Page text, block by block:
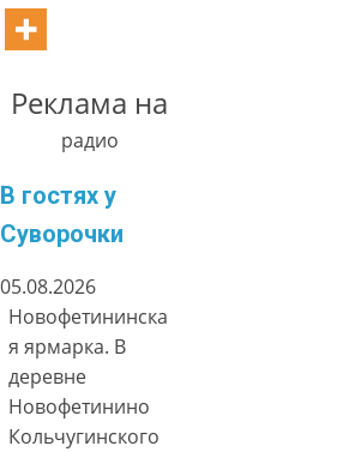
Реклама на
радио
В гостях у
Суворочки
05.08.2026
Новофетининска
я ярмарка. В
деревне
Новофетинино
Кольчугинского